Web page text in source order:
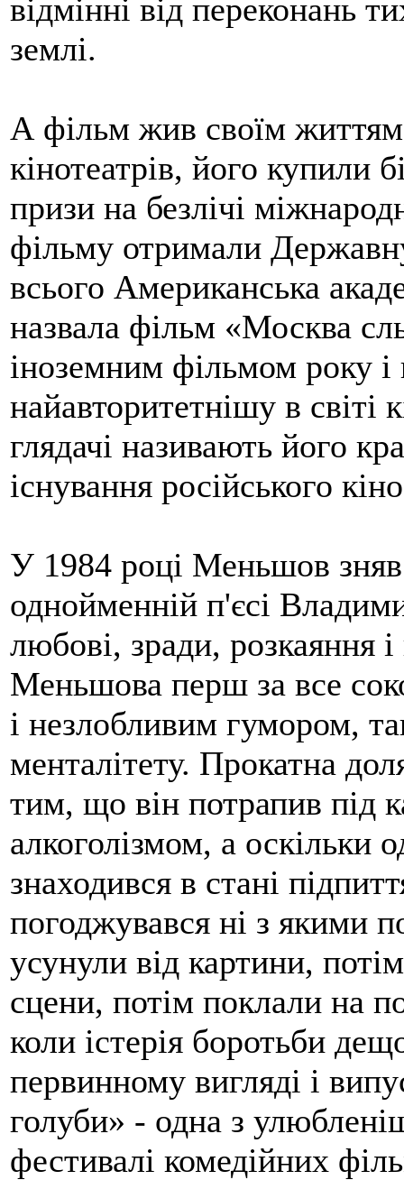
відмінні від переконань
землі.
А фільм жив своїм
кінотеатрів, його купили
призи на безлічі
фільму отримали
всього Американська
назвала фільм «Москва
іноземним фільмом року
найавторитетнішу в світі
глядачі називають його
існування російського
У 1984 році Меньшов
однойменній п'єсі
любові, зради, розкаяння
Меньшова перш за все
і незлобливим гумором,
менталітету. Прокатна
тим, що він потрапив під
алкоголізмом, а оскільки
знаходився в стані
погоджувався ні з якими
усунули від картини, потім
сцени, потім поклали на
коли істерія боротьби
первинному вигляді і
голуби» - одна з
фестивалі комедійних